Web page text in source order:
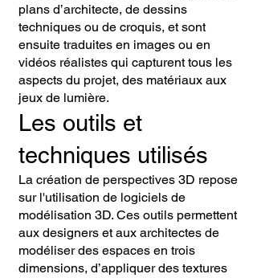
plans d’architecte, de dessins
techniques ou de croquis, et sont
ensuite traduites en images ou en
vidéos réalistes qui capturent tous les
aspects du projet, des matériaux aux
jeux de lumière.
Les outils et
techniques utilisés
La création de perspectives 3D repose
sur l'utilisation de logiciels de
modélisation 3D. Ces outils permettent
aux designers et aux architectes de
modéliser des espaces en trois
dimensions, d’appliquer des textures